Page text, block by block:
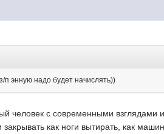
п энную надо будет начислять))
человек с современными взглядами
как ноги вытирать, как